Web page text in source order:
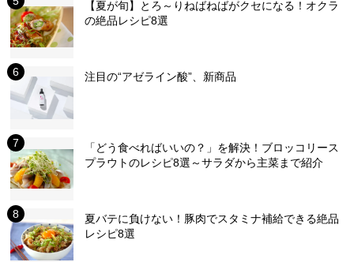
【夏が旬】とろ～りねばねばがクセになる！オクラ
の絶品レシピ8選
注目の“アゼライン酸”、新商品
「どう食べればいいの？」を解決！ブロッコリース
プラウトのレシピ8選～サラダから主菜まで紹介
夏バテに負けない！豚肉でスタミナ補給できる絶品
レシピ8選